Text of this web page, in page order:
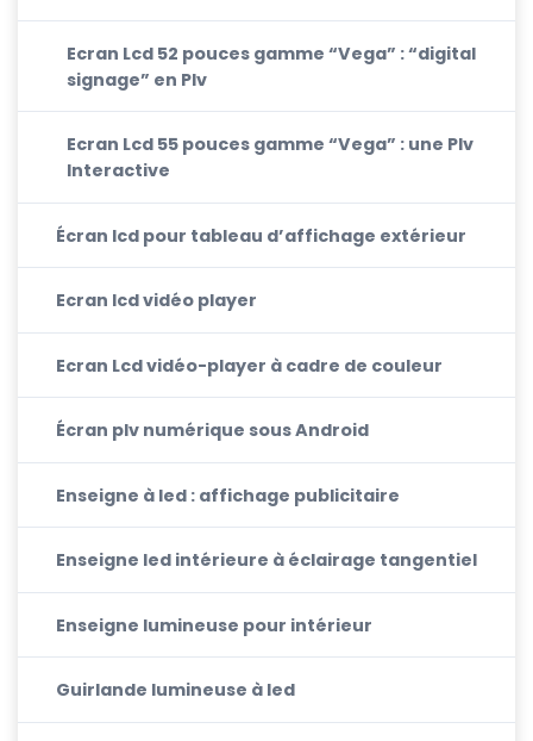
Ecran Lcd 52 pouces gamme “Vega” : “digital
signage” en Plv
Ecran Lcd 55 pouces gamme “Vega” : une Plv
Interactive
Écran lcd pour tableau d’affichage extérieur
Ecran lcd vidéo player
Ecran Lcd vidéo-player à cadre de couleur
Écran plv numérique sous Android
Enseigne à led : affichage publicitaire
Enseigne led intérieure à éclairage tangentiel
Enseigne lumineuse pour intérieur
Guirlande lumineuse à led